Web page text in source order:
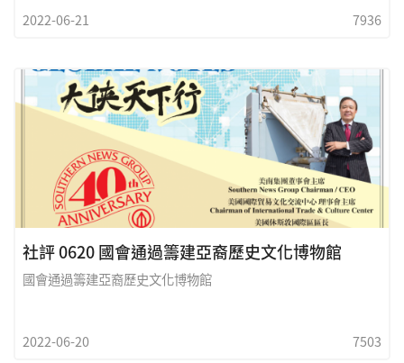
2022-06-21 7936
社評 0620 國會通過籌建亞裔歷史文化博物館
國會通過籌建亞裔歷史文化博物館
2022-06-20 7503